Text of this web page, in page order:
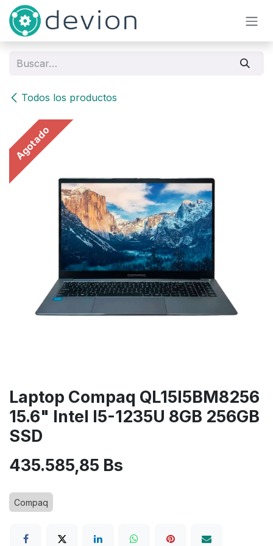
Ir al contenido
Todos los productos
Agotado
Laptop Compaq QL15I5BM8256
15.6" Intel I5-1235U 8GB 256GB
SSD
435.585,85 Bs
Compaq